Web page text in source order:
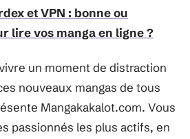
et VPN : bonne ou
lire vos manga en ligne ?
un moment de distraction
nouveaux mangas de tous
Mangakakalot.com. Vous
passionnés les plus actifs, en